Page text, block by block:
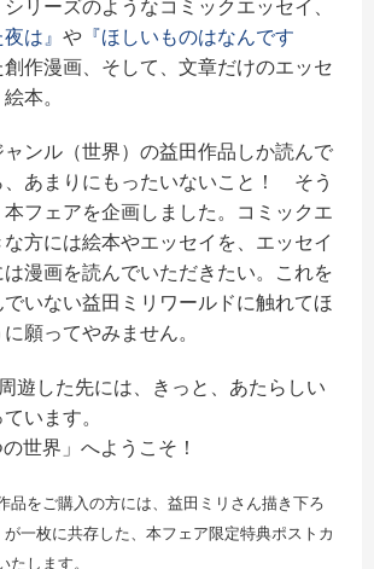
シリーズのようなコミックエッセイ、
は』 や 『ほしいものはなんです
創作漫画、そして、文章だけのエッセ
本。
ンル（世界）の益田作品しか読んで
、あまりにもったいないこと！ そう
フェアを企画しました。コミックエ
方には絵本やエッセイを、エッセイ
漫画を読んでいただきたい。これを
いない益田ミリワールドに触れてほ
願ってやみません。
遊した先には、きっと、あたらしい
います。
世界」へようこそ！
品をご購入の方には、益田ミリさん描き下ろ
一枚に共存した、本フェア限定特典ポストカ
たします。